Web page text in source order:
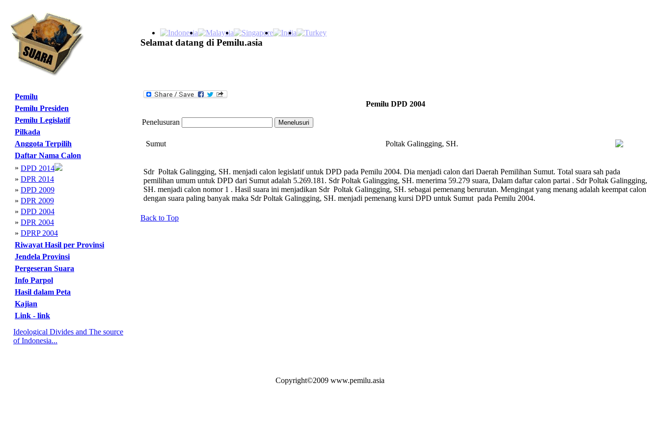
Selamat datang di Pemilu.asia
Pemilu
Pemilu Presiden
Pemilu Legislatif
Pilkada
Anggota Terpilih
Daftar Nama Calon
» DPD 2014
» DPR 2014
» DPD 2009
» DPR 2009
» DPD 2004
» DPR 2004
» DPRP 2004
Riwayat Hasil per Provinsi
Jendela Provinsi
Pergeseran Suara
Info Parpol
Hasil dalam Peta
Kajian
Link - link
Ideological Divides and The source
of Indonesia...
Pemilu DPD 2004
Penelusuran
Sumut Poltak Galingging, SH.
Sdr Poltak Galingging, SH. menjadi calon legislatif untuk DPD pada Pemilu 2004. Dia menjadi calon dari Daerah Pemilihan Sumut. Total suara sah pada
pemilihan umum untuk DPD dari Sumut adalah 5.269.181. Sdr Poltak Galingging, SH. menerima 59.279 suara, Dalam daftar calon partai . Sdr Poltak Galingging,
SH. menjadi calon nomor 1 . Hasil suara ini menjadikan Sdr Poltak Galingging, SH. sebagai pemenang berurutan. Mengingat yang menang adalah keempat calon
dengan suara paling banyak maka Sdr Poltak Galingging, SH. menjadi pemenang kursi DPD untuk Sumut pada Pemilu 2004.
Back to Top
Copyright©2009 www.pemilu.asia